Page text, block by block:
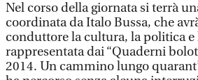
Nel corso della giornata si terrà
coordinata da Italo Bussa, che
conduttore la cultura, la politica e
rappresentata dai “Quaderni
2014. Un cammino lungo